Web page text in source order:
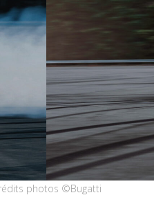
photos ©Bugatti